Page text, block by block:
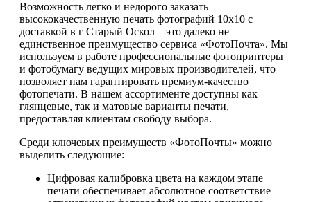
Возможность легко и недорого заказать
высококачественную печать фотографий 10х10 с
доставкой в г Старый Оскол – это далеко не
единственное преимущество сервиса «ФотоПочта». Мы
используем в работе профессиональные фотопринтеры
и фотобумагу ведущих мировых производителей, что
позволяет нам гарантировать премиум-качество
фотопечати. В нашем ассортименте доступны как
глянцевые, так и матовые варианты печати,
предоставляя клиентам свободу выбора.
Среди ключевых преимуществ «ФотоПочты» можно
выделить следующие:
Цифровая калибровка цвета на каждом этапе
печати обеспечивает абсолютное соответствие